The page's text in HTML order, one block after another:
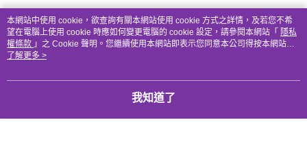
本網站中使用 cookie，欲查詢有關本網站使用 cookie 方式之詳情，及若您不希
望在電腦上使用 cookie 時應如何變更電腦的 cookie 設定，請參閱本網站「 隱私
權條款 」之 Cookie 聲明。您繼續使用本網站即表示您同意本公司得按本網站使
用條款之 Cookie 聲明使用 cookie。
了解更多 >
我知道了